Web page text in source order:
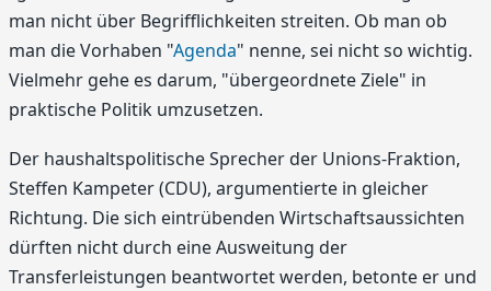
man nicht über Begrifflichkeiten streiten. Ob man ob
man die Vorhaben "Agenda" nenne, sei nicht so wichtig.
Vielmehr gehe es darum, "übergeordnete Ziele" in
praktische Politik umzusetzen.
Der haushaltspolitische Sprecher der Unions-Fraktion,
Steffen Kampeter (CDU), argumentierte in gleicher
Richtung. Die sich eintrübenden Wirtschaftsaussichten
dürften nicht durch eine Ausweitung der
Transferleistungen beantwortet werden, betonte er und